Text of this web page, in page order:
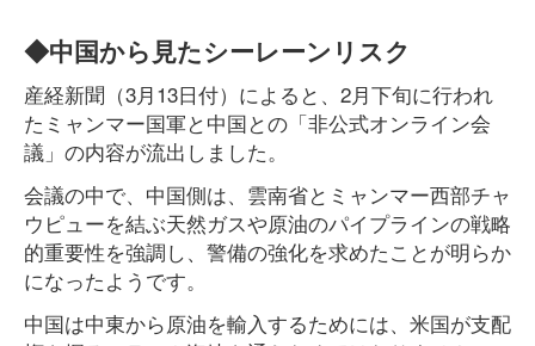
◆中国から見たシーレーンリスク
産経新聞（3月13日付）によると、2月下旬に行われ
たミャンマー国軍と中国との「非公式オンライン会
議」の内容が流出しました。
会議の中で、中国側は、雲南省とミャンマー西部チャ
ウピューを結ぶ天然ガスや原油のパイプラインの戦略
的重要性を強調し、警備の強化を求めたことが明らか
になったようです。
中国は中東から原油を輸入するためには、米国が支配